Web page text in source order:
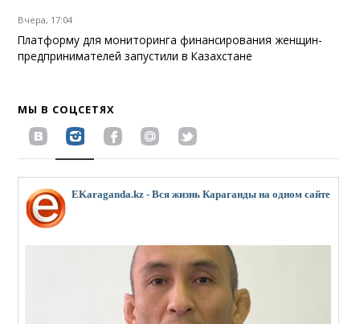
Вчера, 17:04
Платформу для мониторинга финансирования женщин-
предпринимателей запустили в Казахстане
МЫ В СОЦСЕТЯХ
EKaraganda.kz - Вся жизнь Караганды на одном сайте